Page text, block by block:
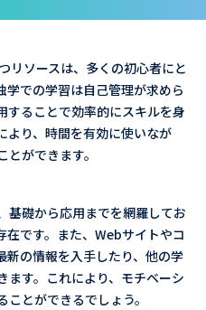
リソースは、多くの初心者にと
学での学習は自己管理が求めら
することで効率的にスキルを身
より、時間を有効に使いなが
ができます。
基礎から応用までを網羅してお
在です。また、Webサイトやコ
新の情報を入手したり、他の学
ます。これにより、モチベーシ
とができるでしょう。